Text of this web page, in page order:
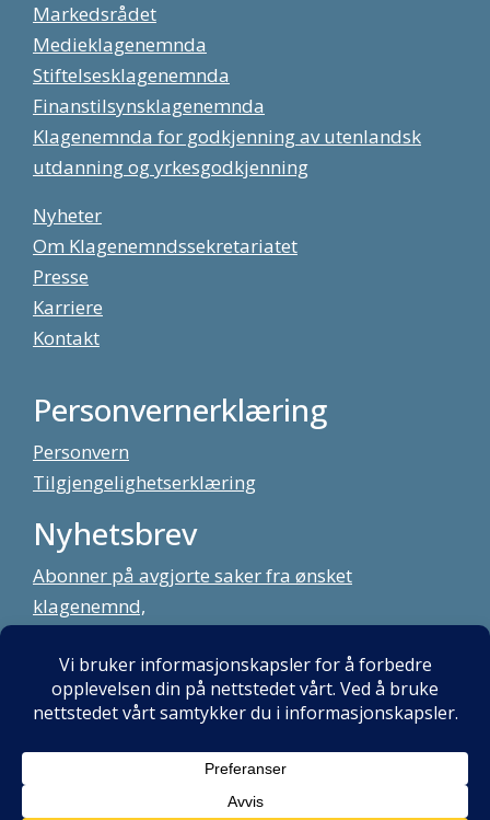
Markedsrådet
Medieklagenemnda
Stiftelsesklagenemnda
Finanstilsynsklagenemnda
Klagenemnda for godkjenning av utenlandsk
utdanning og yrkesgodkjenning
Nyheter
Om Klagenemndssekretariatet
Presse
Karriere
Kontakt
Personvernerklæring
Personvern
Tilgjengelighetserklæring
Nyhetsbrev
Abonner på avgjorte saker fra ønsket
klagenemnd,